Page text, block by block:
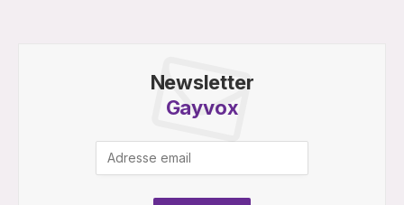
Newsletter
Gayvox